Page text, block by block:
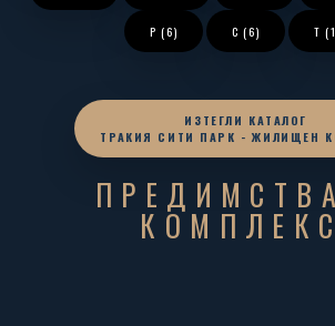
Р (6) С (6) Т
ИЗТЕГЛИ КАТАЛОГ
ТРАКИЯ СИТИ ПАРК - ЖИЛИЩЕН